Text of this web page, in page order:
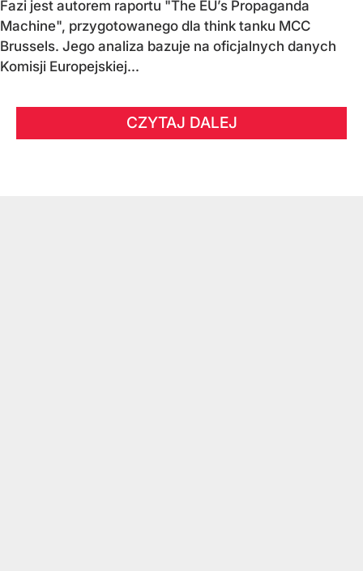
Fazi jest autorem raportu "The EU’s Propaganda
Machine", przygotowanego dla think tanku MCC
Brussels. Jego analiza bazuje na oficjalnych danych
Komisji Europejskiej...
CZYTAJ DALEJ